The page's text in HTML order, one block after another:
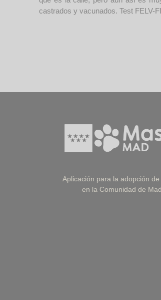
castrados y vacunados. Test FELV-
Aplicación para la adopción
en la Comunidad de